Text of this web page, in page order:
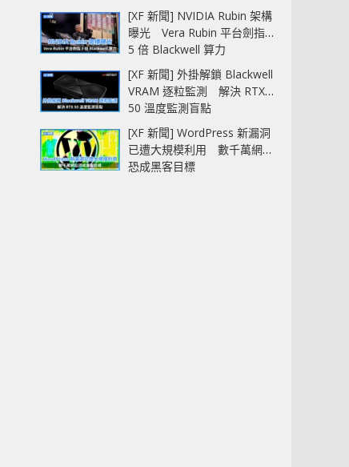
[XF 新聞] NVIDIA Rubin 架構
曝光 Vera Rubin 平台劍指
5 倍 Blackwell 算力
[XF 新聞] 外掛解鎖 Blackwell
VRAM 逐粒監測 解決 RTX
50 溫度監測盲點
[XF 新聞] WordPress 新漏洞
已遭大規模利用 數千萬網站
恐成黑客目標